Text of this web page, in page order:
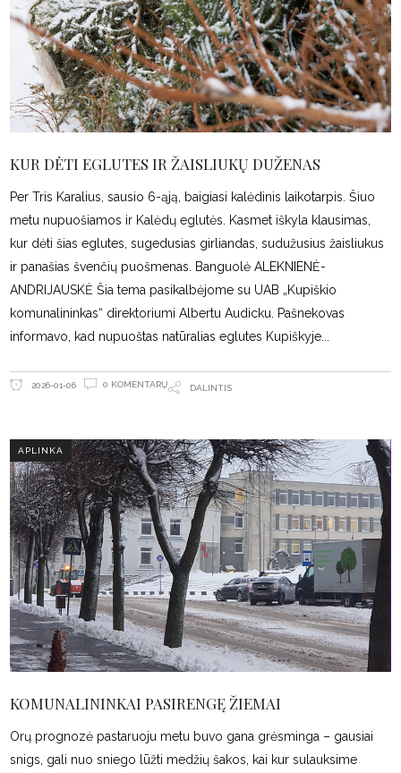
KUR DĖTI EGLUTES IR ŽAISLIUKŲ DUŽENAS
Per Tris Karalius, sausio 6-ąją, baigiasi kalėdinis laikotarpis. Šiuo
metu nupuošiamos ir Kalėdų eglutės. Kasmet iškyla klausimas,
kur dėti šias eglutes, sugedusias girliandas, sudužusius žaisliukus
ir panašias švenčių puošmenas. Banguolė ALEKNIENĖ-
ANDRIJAUSKĖ Šia tema pasikalbėjome su UAB „Kupiškio
komunalininkas“ direktoriumi Albertu Audicku. Pašnekovas
informavo, kad nupuoštas natūralias eglutes Kupiškyje
2026-01-06 0 KOMENTARŲ DALINTIS
APLINKA
KOMUNALININKAI PASIRENGĘ ŽIEMAI
Orų prognozė pastaruoju metu buvo gana grėsminga – gausiai
snigs, gali nuo sniego lūžti medžių šakos, kai kur sulauksime